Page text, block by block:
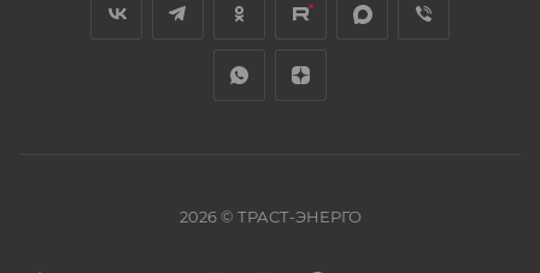
2026 © ТРАСТ-ЭНЕРГО